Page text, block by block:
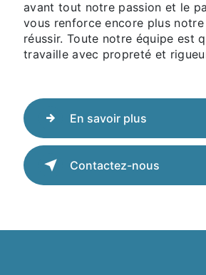
avant tout notre passion et le
vous renforce encore plus
réussir. Toute notre équipe est
travaille avec propreté et
En savoir plus
Contactez-nous